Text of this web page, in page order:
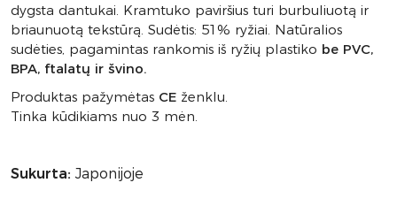
dygsta dantukai. Kramtuko paviršius turi burbuliuotą ir
briaunuotą tekstūrą. Sudėtis: 51% ryžiai. Natūralios
sudėties, pagamintas rankomis iš ryžių plastiko be PVC,
BPA, ftalatų ir švino.
Produktas pažymėtas CE ženklu.
Tinka kūdikiams nuo 3 mėn.
Sukurta: Japonijoje